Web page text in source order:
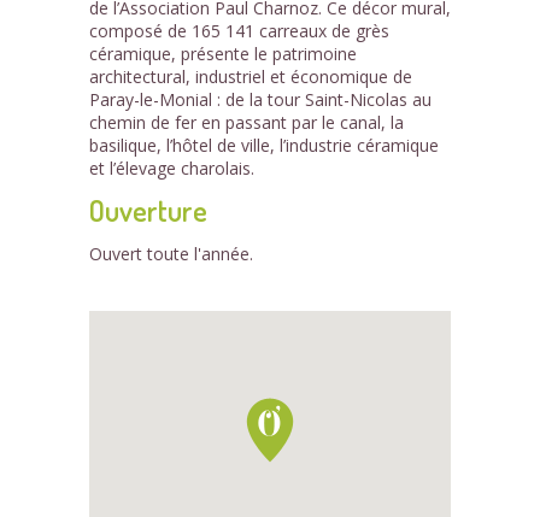
de l’Association Paul Charnoz. Ce décor mural,
composé de 165 141 carreaux de grès
céramique, présente le patrimoine
architectural, industriel et économique de
Paray-le-Monial : de la tour Saint-Nicolas au
chemin de fer en passant par le canal, la
basilique, l’hôtel de ville, l’industrie céramique
et l’élevage charolais.
Ouverture
Ouvert toute l'année.